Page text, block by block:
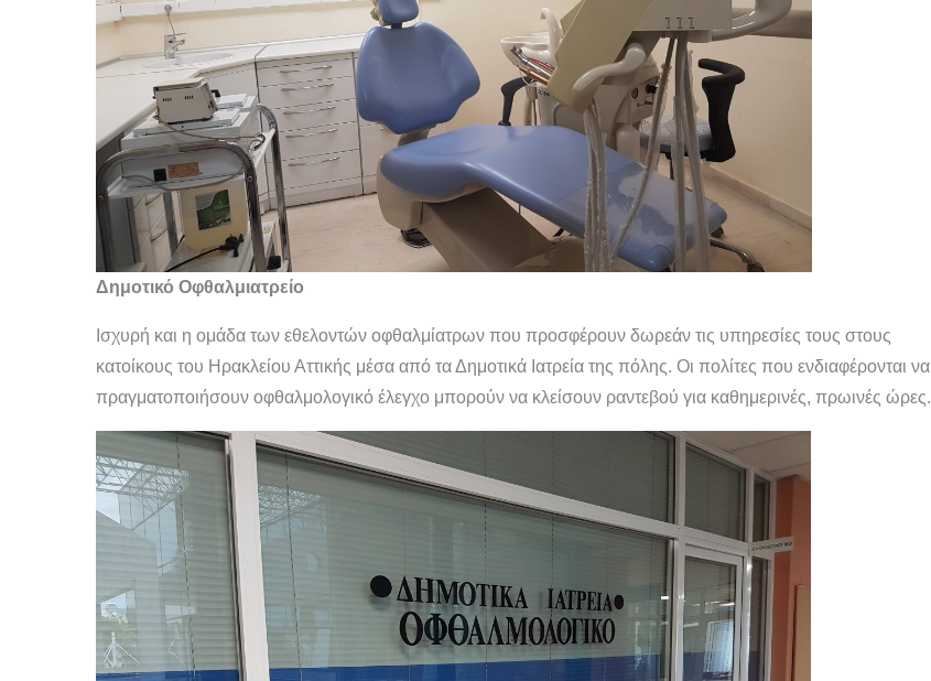
Δημοτικό Οφθαλμιατρείο
Ισχυρή και η ομάδα των εθελοντών οφθαλμίατρων που προσφέρουν δωρεάν τις υπηρεσίες τους στους
κατοίκους του Ηρακλείου Αττικής μέσα από τα Δημοτικά Ιατρεία της πόλης. Οι πολίτες που ενδιαφέρονται να
πραγματοποιήσουν οφθαλμολογικό έλεγχο μπορούν να κλείσουν ραντεβού για καθημερινές, πρωινές ώρες.